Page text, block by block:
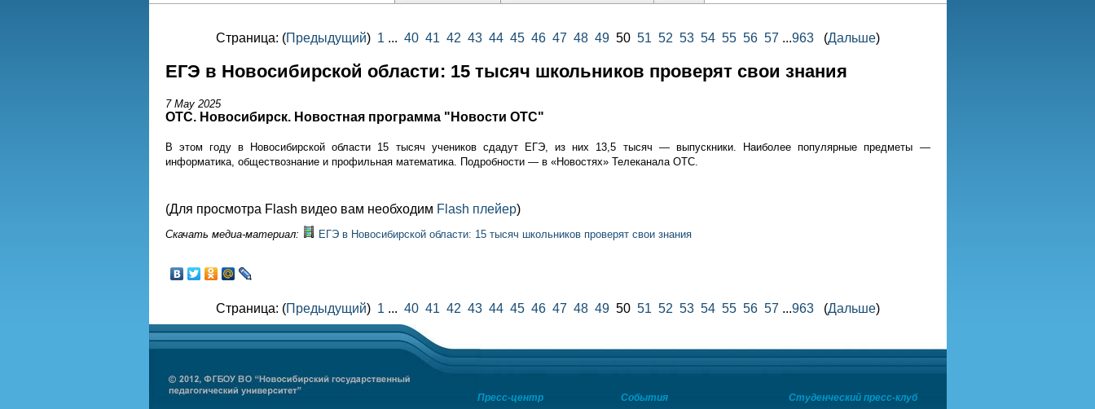
Страница: (Предыдущий) 1... 40 41 42 43 44 45 46 47 48 4950 51 52 53 54 55 56 57 ...963(Дальше)
ЕГЭ в Новосибирской области: 15 тысяч школьников проверят свои знания
7 May 2025
ОТС. Новосибирск. Новостная программа "Новости ОТС"
В этом году в Новосибирской области 15 тысяч учеников сдадут ЕГЭ, из них 13,5 тысяч — выпускники. Наиболее популярные предметы —
информатика, обществознание и профильная математика. Подробности — в «Новостях» Телеканала ОТС.
(Для просмотра Flash видео вам необходим Flash плейер)
Скачать медиа-материал: ЕГЭ в Новосибирской области: 15 тысяч школьников проверят свои знания
Страница: (Предыдущий) 1 ... 40 41 42 43 44 45 46 47 48 4950 51 52 53 54 55 56 57 ...963(Дальше)
Пресс-центр События
Студенческий пресс-клуб